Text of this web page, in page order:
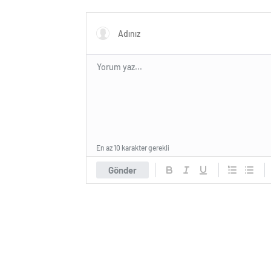
Gönder
En az 10 karakter gerekli